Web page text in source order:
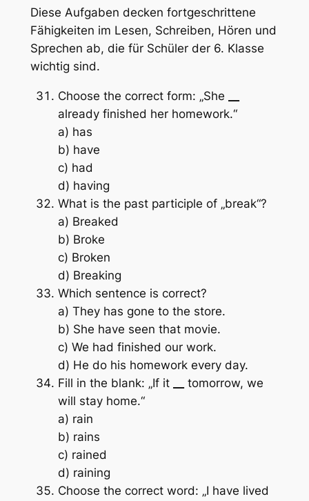
Diese Aufgaben decken fortgeschrittene
Fähigkeiten im Lesen, Schreiben, Hören und
Sprechen ab, die für Schüler der 6. Klasse
wichtig sind.
Choose the correct form: „She
already finished her homework.“
a) has
b) have
c) had
d) having
What is the past participle of „break“?
a) Breaked
b) Broke
c) Broken
d) Breaking
Which sentence is correct?
a) They has gone to the store.
b) She have seen that movie.
c) We had finished our work.
d) He do his homework every day.
Fill in the blank: „If it
tomorrow, we
will stay home.“
a) rain
b) rains
c) rained
d) raining
Choose the correct word: „I have lived